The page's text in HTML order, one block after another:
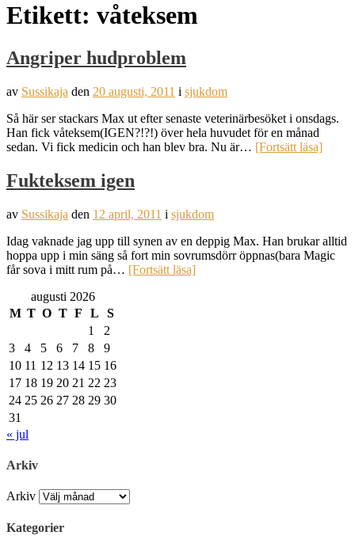
Etikett: våteksem
Angriper hudproblem
av Sussikaja den 20 augusti, 2011 i sjukdom
Så här ser stackars Max ut efter senaste veterinärbesöket i onsdags.
Han fick våteksem(IGEN?!?!) över hela huvudet för en månad
sedan. Vi fick medicin och han blev bra. Nu är… [Fortsätt läsa]
Fukteksem igen
av Sussikaja den 12 april, 2011 i sjukdom
Idag vaknade jag upp till synen av en deppig Max. Han brukar alltid
hoppa upp i min säng så fort min sovrumsdörr öppnas(bara Magic
får sova i mitt rum på… [Fortsätt läsa]
augusti 2026
M T O T F L
S
1
2
3
4 5 6 7 8
9
10 11 12 13 14 15 16
17 18 19 20 21 22 23
24 25 26 27 28 29 30
31
« jul
Arkiv
Arkiv
Kategorier